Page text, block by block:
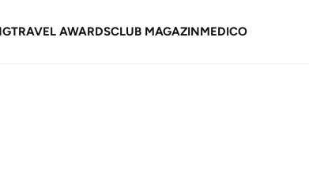
TRAVEL AWARDSCLUB MAGAZINMEDICO